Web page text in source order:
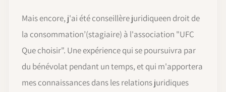
Mais encore, j'ai été conseillère juridiqueen droit de
la consommation’(stagiaire) à l'association "UFC
Que choisir". Une expérience qui se poursuivra par
du bénévolat pendant un temps, et qui m'apportera
mes connaissances dans les relations juridiques